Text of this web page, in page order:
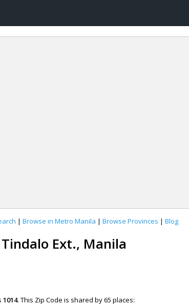
| Browse in Metro Manila | Browse Provinces | Blog
Ext., Manila
1014. This Zip Code is shared by 65 places: